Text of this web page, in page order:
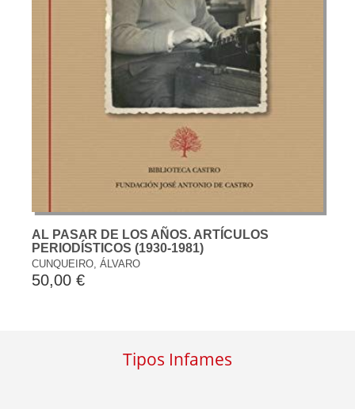
AL PASAR DE LOS AÑOS. ARTÍCULOS
PERIODÍSTICOS (1930-1981)
CUNQUEIRO, ÁLVARO
50,00 €
Tipos Infames